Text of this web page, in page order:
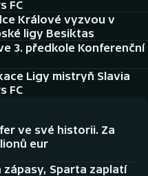
FC
Králové vyzvou v
ligy Besiktas
3. předkole Konferenční
Ligy mistryň Slavia
FC
ve své historii. Za
eur
Sparta zaplatí